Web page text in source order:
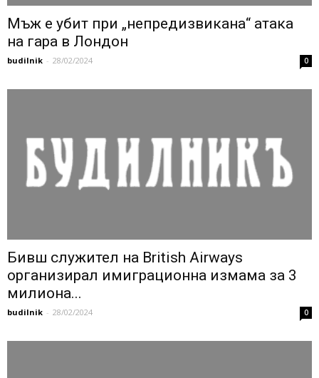
Мъж е убит при „непредизвикана“ атака
на гара в Лондон
budilnik - 28/02/2024 0
Бивш служител на British Airways
организирал имиграционна измама за 3
милиона...
budilnik - 28/02/2024 0